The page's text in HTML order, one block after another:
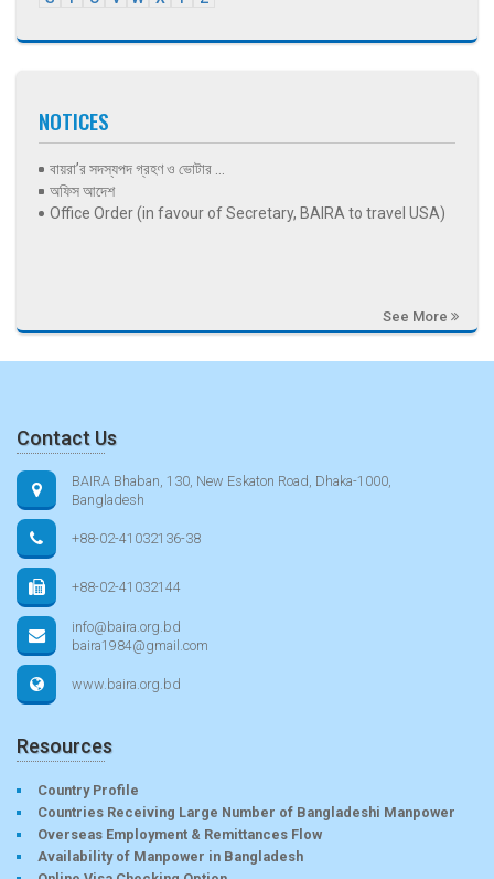
NOTICES
বায়রা’র সদস্যপদ গ্রহণ ও ভোটার ...
অফিস আদেশ
Office Order (in favour of Secretary, BAIRA to travel USA)
See More
Contact Us
BAIRA Bhaban, 130, New Eskaton Road, Dhaka-1000,
Bangladesh
+88-02-41032136-38
+88-02-41032144
info@baira.org.bd
baira1984@gmail.com
www.baira.org.bd
Resources
Country Profile
Countries Receiving Large Number of Bangladeshi Manpower
Overseas Employment & Remittances Flow
Availability of Manpower in Bangladesh